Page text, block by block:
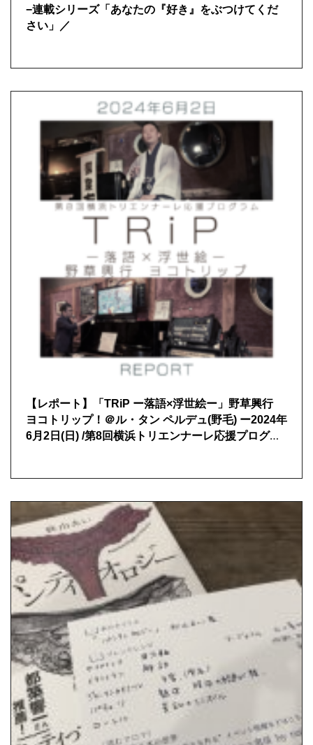
−連載シリーズ「あなたの『好き』をぶつけてくだ
さい」／
【レポート】「TRiP ー落語×浮世絵ー」野草興行
ヨコトリップ！＠ル・タン ペルデュ(野毛) ー2024年
6月2日(日) /第8回横浜トリエンナーレ応援プログラ